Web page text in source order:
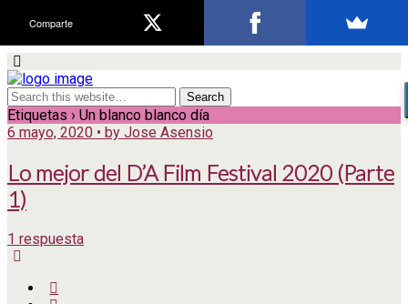
Etiquetas › Un blanco blanco día
6 mayo, 2020 • by Jose Asensio
Lo mejor del D’A Film Festival 2020 (Parte
1)
1 respuesta
Comparte